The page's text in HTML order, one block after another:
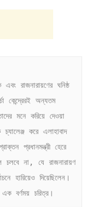
রাজনারায়ণের ঘনিষ্ঠ
কেন্দ্রেরই অন্যতম
মনে করিয়ে দেওয়া
করে এলাহাবাদ
প্রধানমন্ত্রী হেরে
না, যে রাজনারায়ণ
হারিয়েও দিয়েছিলেন।
এক বর্ণময় চরিত্র।